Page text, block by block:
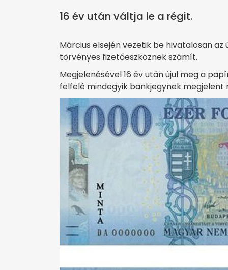
16 év után váltja le a régit.
Március elsején vezetik be hivatalosan
törvényes fizetőeszköznek számít.
Megjelenésével 16 év után újul meg a
felfelé mindegyik bankjegynek